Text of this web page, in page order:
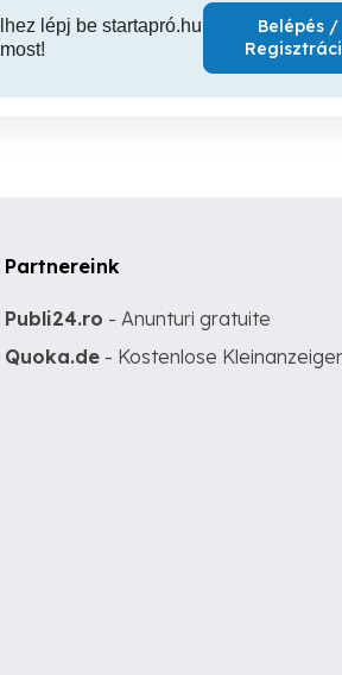
lépj be startapró.hu
Belépés /
Partnereink
Publi24.ro - Anunturi gratuite
Quoka.de - Kostenlose